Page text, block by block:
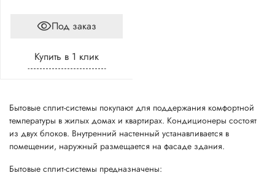
Под заказ
Купить в 1 клик
Бытовые сплит-системы покупают для поддержания комфортной
температуры в жилых домах и квартирах. Кондиционеры состоят
из двух блоков. Внутренний настенный устанавливается в
помещении, наружный размещается на фасаде здания.
Бытовые сплит-системы предназначены: